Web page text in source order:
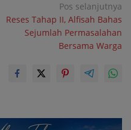
Pos selanjutnya
Reses Tahap II, Alfisah Bahas
Sejumlah Permasalahan
Bersama Warga